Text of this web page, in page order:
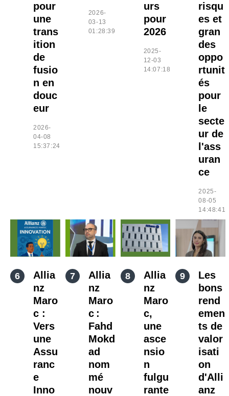
pour
une
trans
ition
de
fusio
n en
douc
eur
2026-
04-08
15:37:24
2026-
03-13
01:28:39
urs
pour
2026
2025-
12-03
14:07:18
risqu
es et
gran
des
oppo
rtunit
és
pour
le
secte
ur de
l'ass
uran
ce
2025-
08-05
14:48:41
Allia
nz
Maro
c :
Vers
une
Assu
ranc
e
Inno
Allia
nz
Maro
c :
Fahd
Mokd
ad
nom
mé
nouv
Allia
nz
Maro
c,
une
asce
nsio
n
fulgu
rante
Les
bons
rend
emen
ts de
valor
isati
on
d'Alli
anz